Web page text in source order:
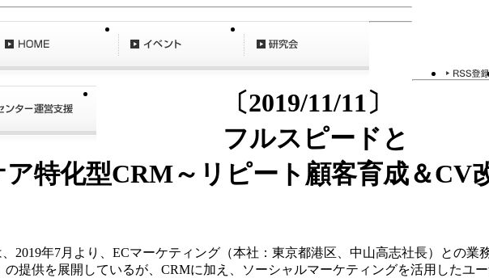
〔2019/11/11〕
フルスピードと
特化型CRM～リピート顧客育成＆CV
年7月より、ECマーケティング（本社：東京都港区、中山高志社長）との業
提供を展開しているが、CRMに加え、ソーシャルマーケティングを活用したユ